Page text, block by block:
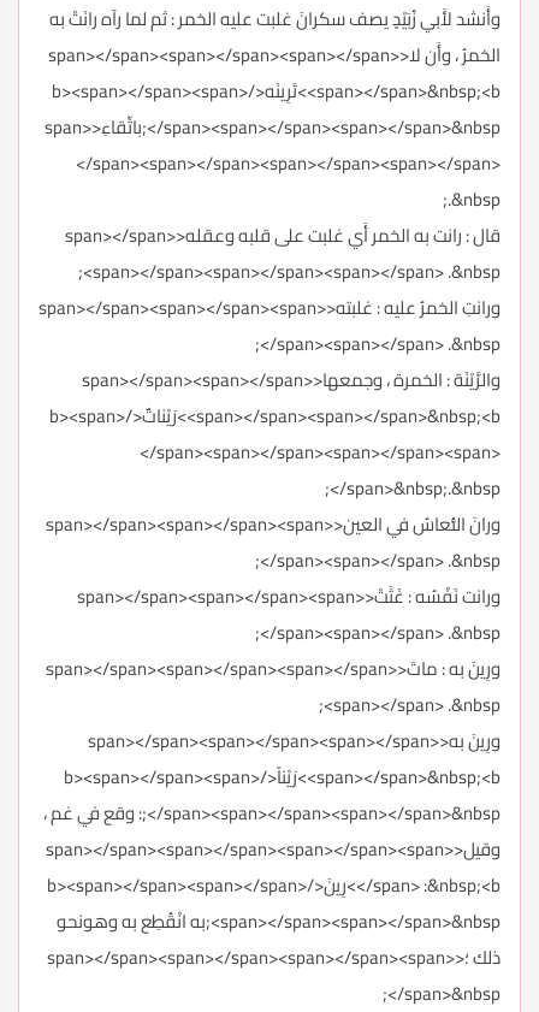
وأَنشد لأَبي زُبَيْدٍ يصف سكرانَ غلبت عليه الخمر : ثم لما رآه رانَتْ به
الخمرُ ، وأَن لا<span></span><span></span><span></span>
<span></span>&nbsp;<b>تَرِينَه</b><span></span><span>
</span><span></span><span></span>&nbsp;باتِّقاءِ<span>
</span><span></span><span></span><span></span>
.&nbsp;
قال : رانت به الخمر أَي غلبت على قلبه وعقله<span></span>
<span></span><span></span><span></span> .&nbsp;
ورانتِ الخمرُ عليه : غلبته<span></span><span></span><span>
</span><span></span> .&nbsp;
والرَّيْنَة : الخمرة ، وجمعها<span></span><span></span>
<span></span><span></span>&nbsp;<b>رَيْناتٌ</b><span>
</span><span></span><span></span><span>
</span>&nbsp;.&nbsp;
ورانَ النُّعاسُ في العين<span></span><span></span><span>
</span><span></span> .&nbsp;
ورانت نَفْسُه : غَثَتْ<span></span><span></span><span>
</span><span></span> .&nbsp;
ورِينَ به : ماتَ<span></span><span></span><span></span>
<span></span> .&nbsp;
ورِينَ به<span></span><span></span><span></span>
<span></span>&nbsp;<b>رَيْناً</b><span></span><span>
</span><span></span><span></span>&nbsp;: وقع في غم ،
وقيل<span></span><span></span><span></span><span>
</span> :&nbsp;<b>رِينَ</b><span></span><span></span>
<span></span><span></span>&nbsp;به انْقُطِع به وهونحو
ذلك ؛<span></span><span></span><span></span><span>
</span>&nbsp;